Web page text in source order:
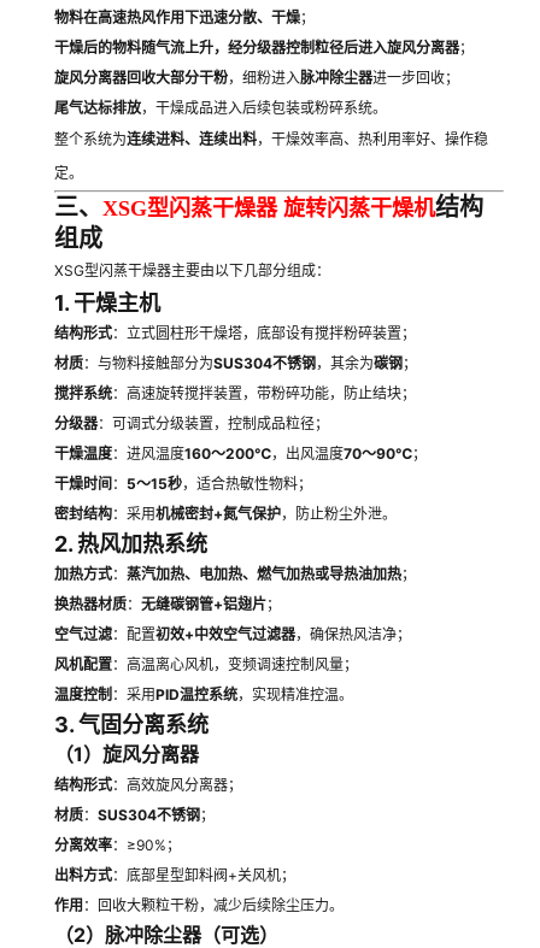
物料在高速热风作用下迅速分散、干燥；
干燥后的物料随气流上升，经分级器控制粒径后进入旋风分离器；
旋风分离器回收大部分干粉，细粉进入脉冲除尘器进一步回收；
尾气达标排放，干燥成品进入后续包装或粉碎系统。
整个系统为连续进料、连续出料，干燥效率高、热利用率好、操作稳
定。
三、 XSG型闪蒸干燥器 旋转闪蒸干燥机结构
组成
XSG型闪蒸干燥器主要由以下几部分组成：
1. 干燥主机
结构形式：立式圆柱形干燥塔，底部设有搅拌粉碎装置；
材质：与物料接触部分为SUS304不锈钢 ，其余为碳钢 ；
搅拌系统：高速旋转搅拌装置，带粉碎功能，防止结块；
分级器：可调式分级装置，控制成品粒径；
干燥温度：进风温度160～200℃，出风温度70～90℃；
干燥时间 ： 5～15秒，适合热敏性物料；
密封结构：采用机械密封+氮气保护，防止粉尘外泄。
2. 热风加热系统
加热方式： 蒸汽加热、电加热、燃气加热或导热油加热；
换热器材质： 无缝碳钢管+铝翅片；
空气过滤：配置初效+中效空气过滤器，确保热风洁净；
风机配置：高温离心风机，变频调速控制风量；
温度控制 ：采用PID温控系统，实现精准控温。
3. 气固分离系统
（1）旋风分离器
结构形式：高效旋风分离器；
材质： SUS304不锈钢 ；
分离效率：≥90%；
出料方式：底部星型卸料阀+关风机；
作用 ：回收大颗粒干粉，减少后续除尘压力。
（2）脉冲除尘器（可选）